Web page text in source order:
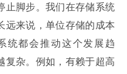
止脚步。我们在存储系统
远来说，单位存储的成本
统都会推动这个发展趋
复杂。例如，有赖于超高